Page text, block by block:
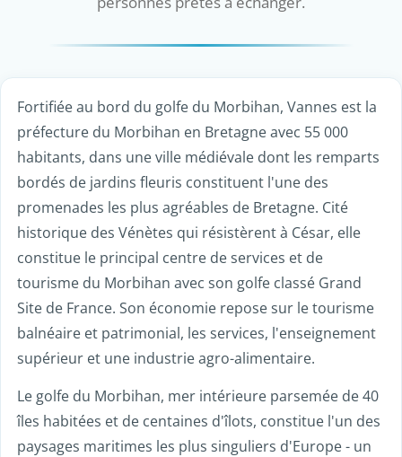
Fortifiée au bord du golfe du Morbihan, Vannes est la
préfecture du Morbihan en Bretagne avec 55 000
habitants, dans une ville médiévale dont les remparts
bordés de jardins fleuris constituent l'une des
promenades les plus agréables de Bretagne. Cité
historique des Vénètes qui résistèrent à César, elle
constitue le principal centre de services et de
tourisme du Morbihan avec son golfe classé Grand
Site de France. Son économie repose sur le tourisme
balnéaire et patrimonial, les services, l'enseignement
supérieur et une industrie agro-alimentaire.
Le golfe du Morbihan, mer intérieure parsemée de 40
îles habitées et de centaines d'îlots, constitue l'un des
paysages maritimes les plus singuliers d'Europe - un